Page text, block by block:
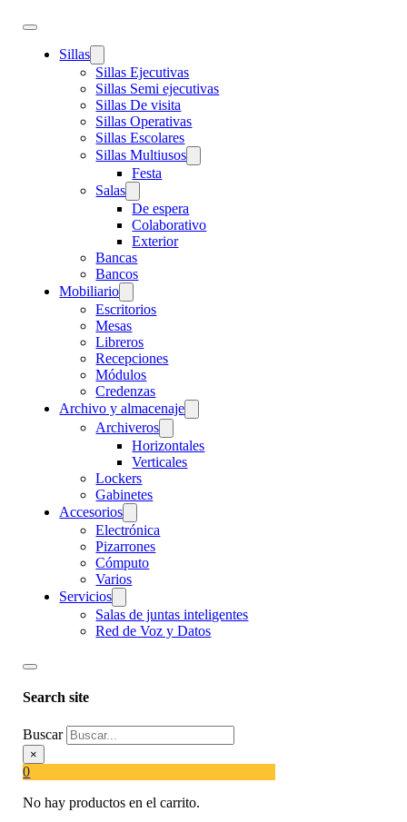
Sillas
Sillas Ejecutivas
Sillas Semi ejecutivas
Sillas De visita
Sillas Operativas
Sillas Escolares
Sillas Multiusos
Festa
Salas
De espera
Colaborativo
Exterior
Bancas
Bancos
Mobiliario
Escritorios
Mesas
Libreros
Recepciones
Módulos
Credenzas
Archivo y almacenaje
Archiveros
Horizontales
Verticales
Lockers
Gabinetes
Accesorios
Electrónica
Pizarrones
Cómputo
Varios
Servicios
Salas de juntas inteligentes
Red de Voz y Datos
Search site
Buscar
×
0
No hay productos en el carrito.